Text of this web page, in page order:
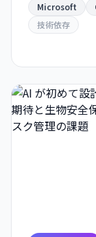
務を浮き彫
Microsoft
技術依存